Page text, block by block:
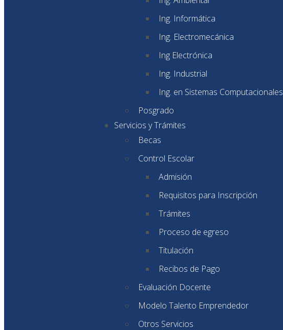
Ing. Informática
Ing. Electromecánica
Ing Electrónica
Ing. Industrial
Ing. en Sistemas Computacionales
Posgrado
Servicios y Trámites
Becas
Control Escolar
Admisión
Requisitos para Inscripción
Trámites
Proceso de egreso
Titulación
Recibos de Pago
Evaluación Docente
Modelo Talento Emprendedor
Otros Servicios